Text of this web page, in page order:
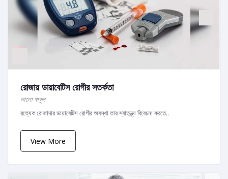
রোজায় ডায়াবেটিস রোগীর সতর্কতা
ভালো থাকুন
রত্যেক রোজাদার ডায়াবেটিস রোগীর অবস্থা তার স্বাতন্ত্র্য বিবেচনা করতে..
View More